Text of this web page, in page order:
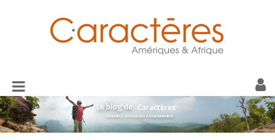
Toggle
navigation
Le blog de Caractères
ENSEMBLE VOYAGEONS PASSIONNEMENT